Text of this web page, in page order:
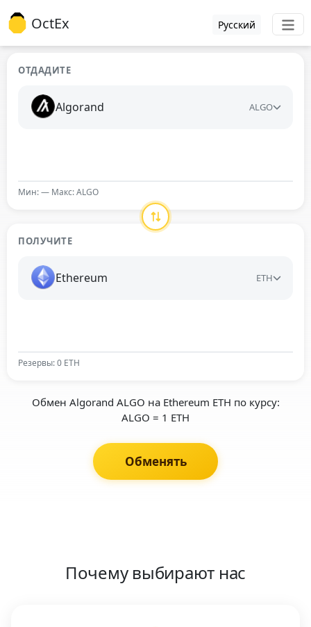
OctEx Русский
ОТДАДИТЕ
Algorand ALGO
Мин: — Макс: ALGO
ПОЛУЧИТЕ
Ethereum ETH
Резервы: 0 ETH
Обмен Algorand ALGO на Ethereum ETH по курсу:
ALGO = 1 ETH
Обменять
Почему выбирают нас